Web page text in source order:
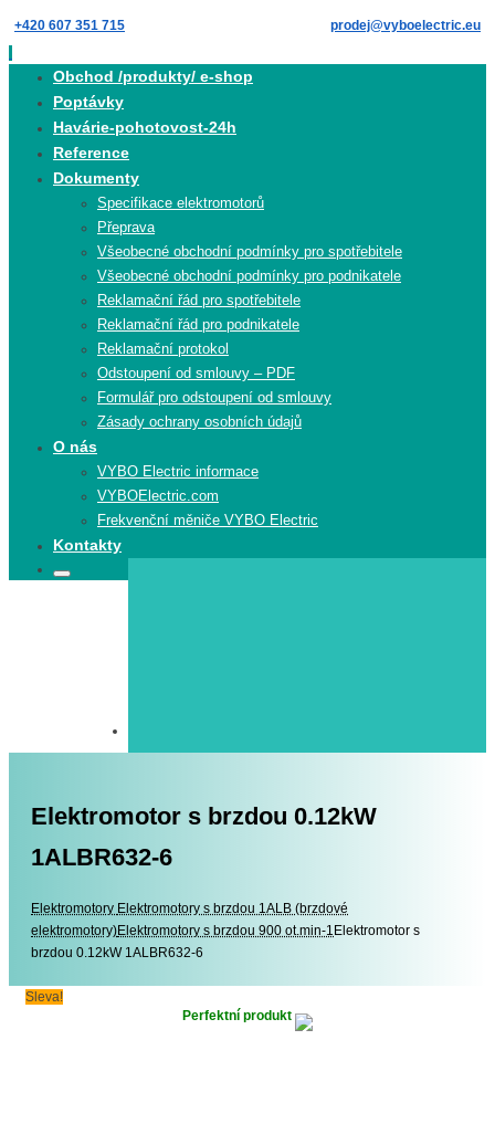
Skip
to
content
+420 607 351 715 prodej@vyboelectric.eu
Obchod /produkty/ e-shop
Poptávky
Havárie-pohotovost-24h
Reference
Dokumenty
Specifikace elektromotorů
Přeprava
Všeobecné obchodní podmínky pro spotřebitele
Všeobecné obchodní podmínky pro podnikatele
Reklamační řád pro spotřebitele
Reklamační řád pro podnikatele
Reklamační protokol
Odstoupení od smlouvy – PDF
Formulář pro odstoupení od smlouvy
Zásady ochrany osobních údajů
O nás
VYBO Electric informace
VYBOElectric.com
Frekvenční měniče VYBO Electric
Kontakty
Search
Search
Elektromotor s brzdou 0.12kW
1ALBR632-6
Elektromotory Elektromotory
Elektromotory s brzdou 1ALB (brzdové
elektromotory)Elektromotory s brzdou 900 ot.min-1 Elektromotor s
brzdou 0.12kW 1ALBR632-6
Sleva!
Perfektní produkt